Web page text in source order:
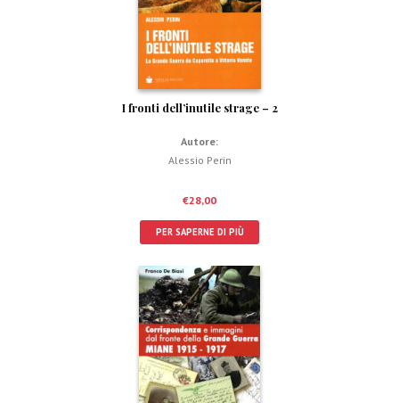
I fronti dell’inutile strage – 2
Autore:
Alessio Perin
€28,00
PER SAPERNE DI PIÙ